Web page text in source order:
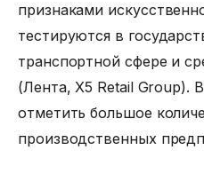
признаками
тестируются в
транспортной сфере и
(Лента, X5 Retail Group).
отметить большое
производственных